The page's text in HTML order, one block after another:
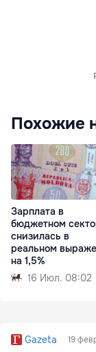
Похожие
Зарплата в
бюджетном
снизилась в
реальном
на 1,5%
16 Июл. 08:02
Gazeta 19